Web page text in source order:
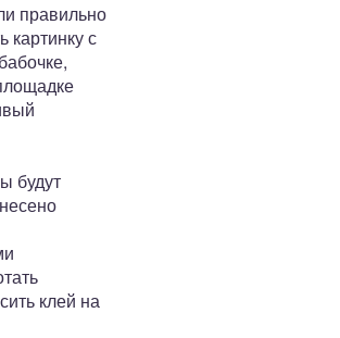
правильно
картинку с
будут
клей на